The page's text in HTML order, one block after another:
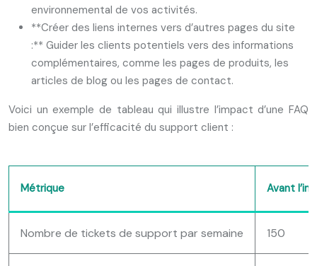
environnemental de vos activités.
**Créer des liens internes vers d’autres pages du site
:** Guider les clients potentiels vers des informations
complémentaires, comme les pages de produits, les
articles de blog ou les pages de contact.
Voici un exemple de tableau qui illustre l’impact d’une FAQ
bien conçue sur l’efficacité du support client :
Métrique Avant
Nombre de tickets de support par semaine 150